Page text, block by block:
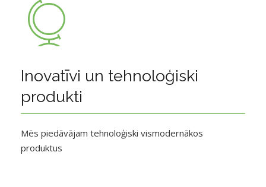
Inovatīvi un tehnoloģiski
produkti
Mēs piedāvājam tehnoloģiski vismodernākos
produktus